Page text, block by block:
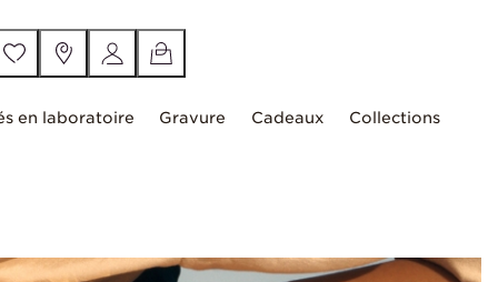
en laboratoire Gravure Cadeaux Collections